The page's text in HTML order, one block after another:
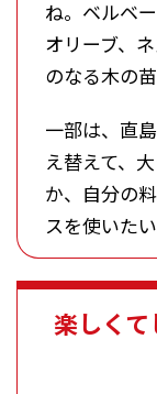
ね。ベルベ
オリーブ、
のなる木の
一部は、直
え替えて、
か、自分の
スを使いた
楽しく